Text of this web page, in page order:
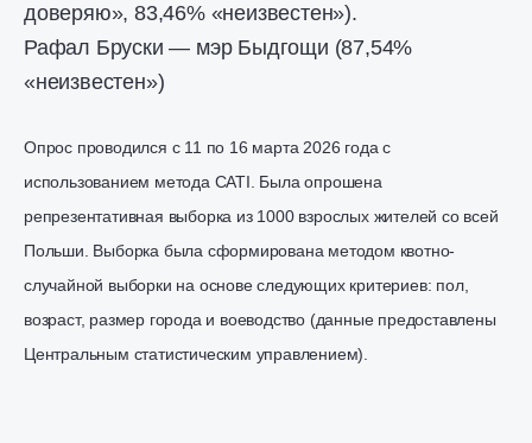
доверяю», 83,46% «неизвестен»).
Рафал Бруски — мэр Быдгощи (87,54%
«неизвестен»)
Опрос проводился с 11 по 16 марта 2026 года с
использованием метода CATI. Была опрошена
репрезентативная выборка из 1000 взрослых жителей со всей
Польши. Выборка была сформирована методом квотно-
случайной выборки на основе следующих критериев: пол,
возраст, размер города и воеводство (данные предоставлены
Центральным статистическим управлением).